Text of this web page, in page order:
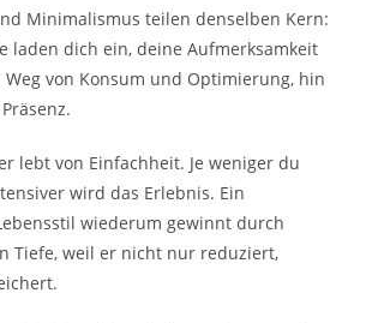
Minimalismus teilen denselben Kern:
laden dich ein, deine Aufmerksamkeit
von Konsum und Optimierung, hin
lebt von Einfachheit. Je weniger du
wird das Erlebnis. Ein
wiederum gewinnt durch
Tiefe, weil er nicht nur reduziert,